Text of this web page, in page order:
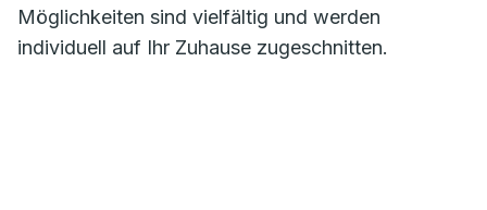
Möglichkeiten sind vielfältig und werden
individuell auf Ihr Zuhause zugeschnitten.